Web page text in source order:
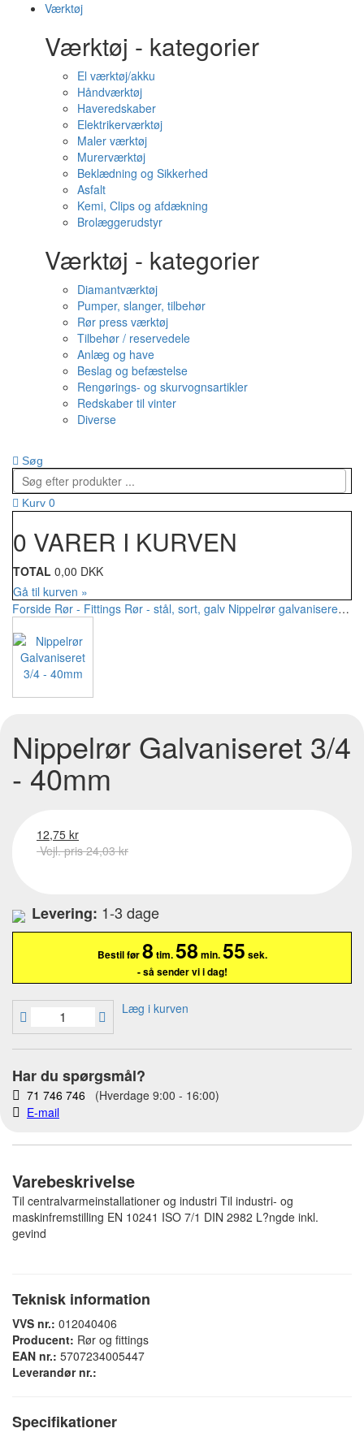
Værktøj
Værktøj - kategorier
El værktøj/akku
Håndværktøj
Haveredskaber
Elektrikerværktøj
Maler værktøj
Murerværktøj
Beklædning og Sikkerhed
Asfalt
Kemi, Clips og afdækning
Brolæggerudstyr
Værktøj - kategorier
Diamantværktøj
Pumper, slanger, tilbehør
Rør press værktøj
Tilbehør / reservedele
Anlæg og have
Beslag og befæstelse
Rengørings- og skurvognsartikler
Redskaber til vinter
Diverse
Søg
Kurv 0
0 VARER I KURVEN
TOTAL 0,00 DKK
Gå til kurven »
Forside Rør - Fittings Rør - stål, sort, galv Nippelrør galvaniseret
Nippelrør Galvaniseret 3/4
- 40mm
12,75 kr
Vejl. pris 24,03 kr
Levering: 1-3 dage
Bestil før8 tim.58 min.54 sek.
- så sender vi i dag!
Læg i kurven
Har du spørgsmål?
71 746 746 (Hverdage 9:00 - 16:00)
E-mail
Varebeskrivelse
Til centralvarmeinstallationer og industri Til industri- og
maskinfremstilling EN 10241 ISO 7/1 DIN 2982 L?ngde inkl.
gevind
Teknisk information
VVS nr.: 012040406
Producent: Rør og fittings
EAN nr.: 5707234005447
Leverandør nr.:
Specifikationer